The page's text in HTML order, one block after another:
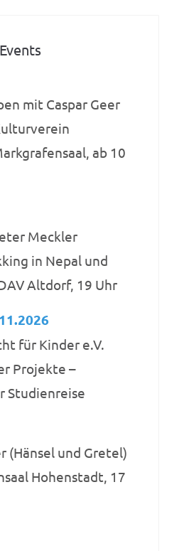
mit Caspar Geer
ab 10
Meckler
in Nepal und
Altdorf, 19 Uhr
für Kinder e.V.
Projekte –
Studienreise
(Hänsel und Gretel)
Hohenstadt, 17